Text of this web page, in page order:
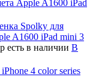
Apple A1600 iPad
Spolky для
A1600 iPad mini 3
есть в наличии В
4 color series